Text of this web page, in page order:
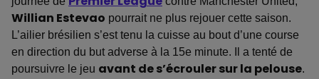
Willian Estevao pourrait ne plus rejouer cette saison.
L’ailier brésilien s’est tenu la cuisse au bout d’une course
en direction du but adverse à la 15e minute. Il a tenté de
poursuivre le jeu avant de s’écrouler sur la pelouse.